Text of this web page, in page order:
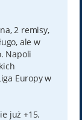
2 remisy,
ale w
Napoli
Europy w
już +15.